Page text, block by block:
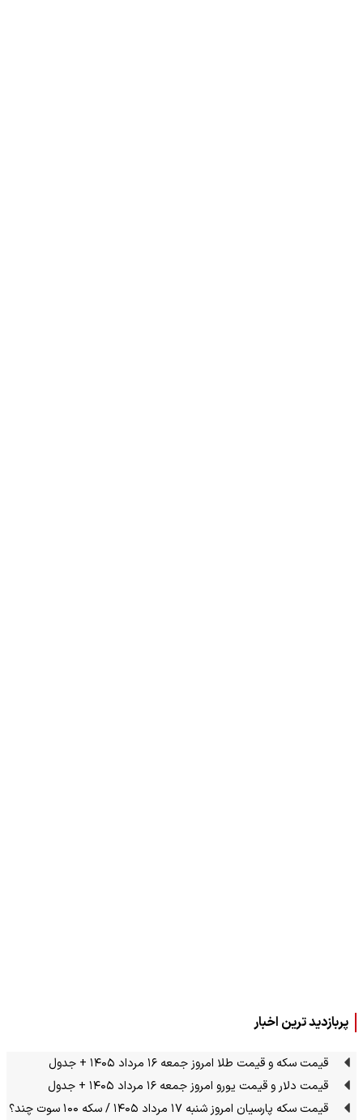
پربازدید ترین اخبار
قیمت سکه و قیمت طلا امروز جمعه ۱۶ مرداد ۱۴۰۵ + جدول
قیمت دلار و قیمت یورو امروز جمعه ۱۶ مرداد ۱۴۰۵ + جدول
قیمت سکه پارسیان امروز شنبه ۱۷ مرداد ۱۴۰۵ / سکه ۱۰۰ سوت چند؟